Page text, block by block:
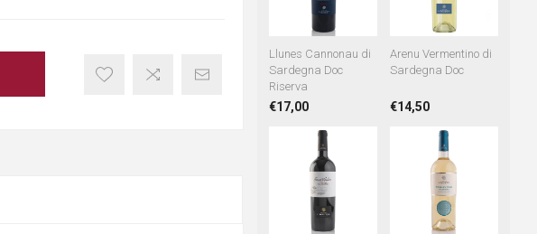
Llunes Cannonau di
Sardegna Doc
Riserva
€17,00
Arenu Vermentino di
Sardegna Doc
€14,50